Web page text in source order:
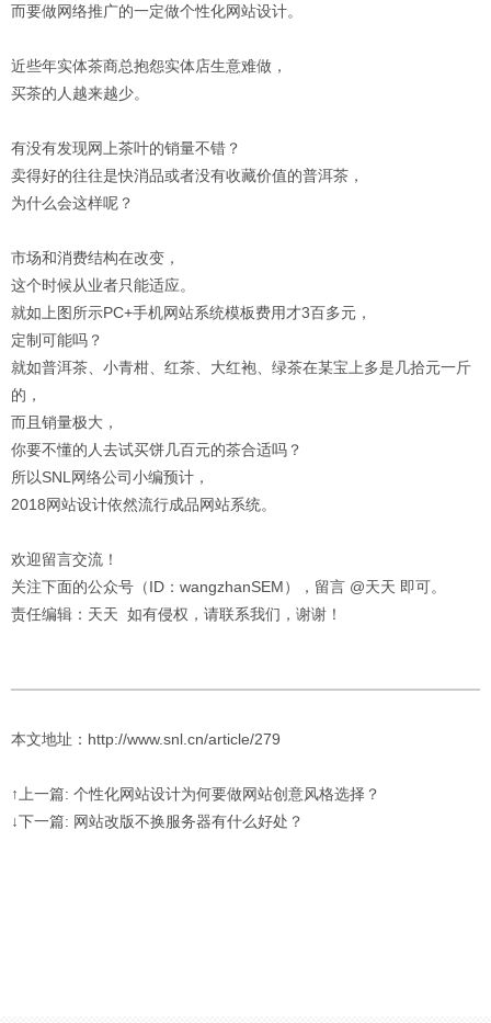
而要做网络推广的一定做个性化网站设计。
近些年实体茶商总抱怨实体店生意难做，
买茶的人越来越少。
有没有发现网上茶叶的销量不错？
卖得好的往往是快消品或者没有收藏价值的普洱茶，
为什么会这样呢？
市场和消费结构在改变，
这个时候从业者只能适应。
就如上图所示PC+手机网站系统模板费用才3百多元，
定制可能吗？
就如普洱茶、小青柑、红茶、大红袍、绿茶在某宝上多是几拾元一斤
的，
而且销量极大，
你要不懂的人去试买饼几百元的茶合适吗？
所以SNL网络公司小编预计，
2018网站设计依然流行成品网站系统。
欢迎留言交流！
关注下面的公众号（ID：wangzhanSEM），留言 @天天 即可。
责任编辑：天天 如有侵权，请联系我们，谢谢！
本文地址：http://www.snl.cn/article/279
↑上一篇: 个性化网站设计为何要做网站创意风格选择？
↓下一篇: 网站改版不换服务器有什么好处？